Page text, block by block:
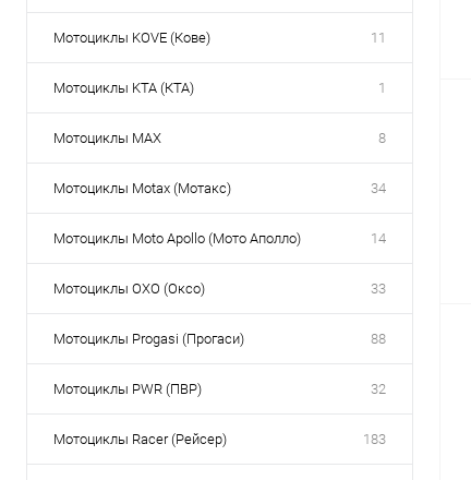
Мотоциклы KOVE (Кове) 11
Мотоциклы KTA (КТА) 1
Мотоциклы MAX 8
Мотоциклы Motax (Мотакс) 34
Мотоциклы Moto Apollo (Мото Аполло) 14
Мотоциклы OXO (Оксо) 33
Мотоциклы Progasi (Прогаси) 88
Мотоциклы PWR (ПВР) 32
Мотоциклы Racer (Рейсер) 183